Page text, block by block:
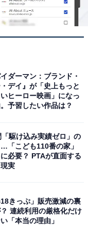
くば市」
有する自然と科学
いアカデミックな
比べ高いというマ
利便性など全体的
様3位にランクイ
「港区」、2位「文
イダーマン：ブランド・
デイ』が「史上もっと
ヒーロー映画」になっ
予習したい作品は？
駆け込み実績ゼロ」の
「こども110番の家」
必要？ PTAが直面する
実
18きっぷ」販売激減の裏
連続利用の厳格化だけ
「本当の理由」